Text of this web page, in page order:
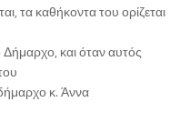
τα καθήκοντα του ορίζεται
και όταν αυτός
κ. Άννα